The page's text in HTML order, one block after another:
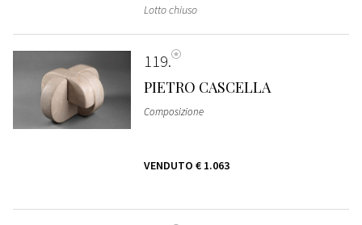
Lotto chiuso
119
PIETRO CASCELLA
Composizione
VENDUTO € 1.063